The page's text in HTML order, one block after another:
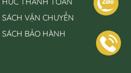
VẬN CHUYỂN
BẢO HÀNH